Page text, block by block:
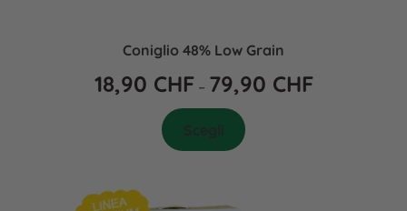
Coniglio 48% Low Grain
18,90 CHF – 79,90 CHF